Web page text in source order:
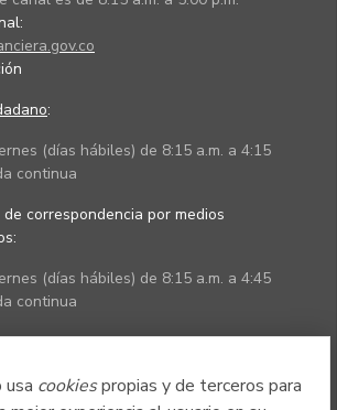
cookiespropias y de terceros para
:
(días hábiles) de 8:15 a.m. a 4:15
continua
de correspondencia por medios
(días hábiles) de 8:15 a.m. a 4:45
continua